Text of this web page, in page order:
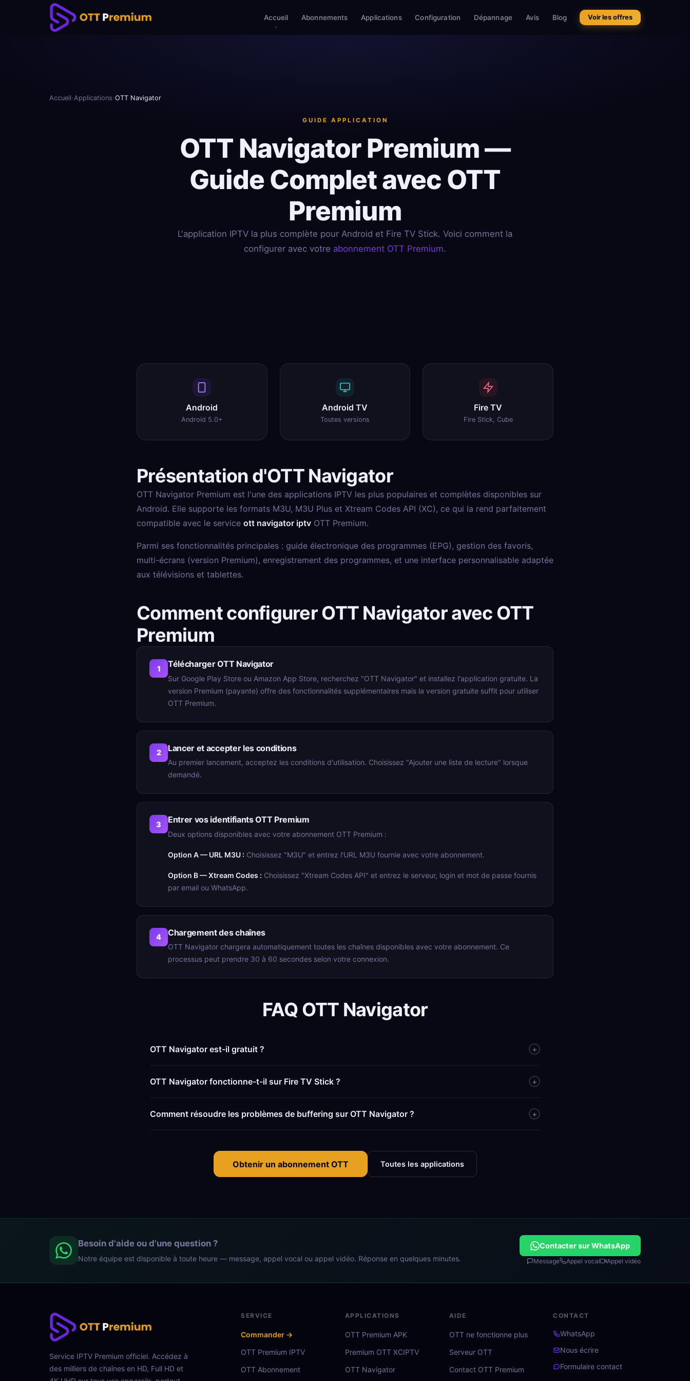
Accueil Abonnements Applications Configuration Dépannage Avis Blog Voir les offres
Accueil›Applications›OTT Navigator
GUIDE APPLICATION
OTT Navigator Premium —
Guide Complet avec OTT
Premium
L'application IPTV la plus complète pour Android et Fire TV Stick. Voici comment la
configurer avec votre abonnement OTT Premium.
Android
Android 5.0+
Android TV
Toutes versions
Fire TV
Fire Stick, Cube
Présentation d'OTT Navigator
OTT Navigator Premium est l'une des applications IPTV les plus populaires et complètes disponibles sur
Android. Elle supporte les formats M3U, M3U Plus et Xtream Codes API (XC), ce qui la rend parfaitement
compatible avec le service ott navigator iptv OTT Premium.
Parmi ses fonctionnalités principales : guide électronique des programmes (EPG), gestion des favoris,
multi-écrans (version Premium), enregistrement des programmes, et une interface personnalisable adaptée
aux télévisions et tablettes.
Comment configurer OTT Navigator avec OTT
Premium
1 Télécharger OTT Navigator
Sur Google Play Store ou Amazon App Store, recherchez "OTT Navigator" et installez l'application gratuite. La
version Premium (payante) offre des fonctionnalités supplémentaires mais la version gratuite suffit pour utiliser
OTT Premium.
2 Lancer et accepter les conditions
Au premier lancement, acceptez les conditions d'utilisation. Choisissez "Ajouter une liste de lecture" lorsque
demandé.
3 Entrer vos identifiants OTT Premium
Deux options disponibles avec votre abonnement OTT Premium :
Option A — URL M3U : Choisissez "M3U" et entrez l'URL M3U fournie avec votre abonnement.
Option B — Xtream Codes : Choisissez "Xtream Codes API" et entrez le serveur, login et mot de passe fournis
par email ou WhatsApp.
4 Chargement des chaînes
OTT Navigator chargera automatiquement toutes les chaînes disponibles avec votre abonnement. Ce
processus peut prendre 30 à 60 secondes selon votre connexion.
FAQ OTT Navigator
OTT Navigator est-il gratuit ? +
OTT Navigator fonctionne-t-il sur Fire TV Stick ? +
Comment résoudre les problèmes de buffering sur OTT Navigator ? +
Obtenir un abonnement OTT Toutes les applications
Besoin d'aide ou d'une question ?
Notre équipe est disponible à toute heure — message, appel vocal ou appel vidéo. Réponse en quelques minutes.
Contacter sur WhatsApp
Message Appel vocal Appel vidéo
Service IPTV Premium officiel. Accédez à
des milliers de chaînes en HD, Full HD et
SERVICE
Commander →
OTT Premium IPTV
OTT Abonnement
APPLICATIONS
OTT Premium APK
Premium OTT XCIPTV
OTT Navigator
AIDE
OTT ne fonctionne plus
Serveur OTT
Contact OTT Premium
CONTACT
WhatsApp
Nous écrire
Formulaire contact